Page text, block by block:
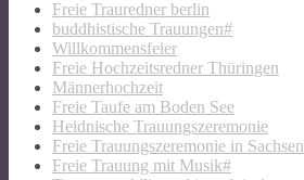
Freie Trauredner berlin
buddhistische Trauungen#
Willkommensfeier
Freie Hochzeitsredner Thüringen
Männerhochzeit
Freie Taufe am Boden See
Heidnische Trauungszeremonie
Freie Trauungszeremonie in Sachsen
Freie Trauung mit Musik#